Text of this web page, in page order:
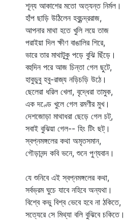
শূন্য আকাশের মতো অত্যন্ত নির্মল।
হাঁপ ছাড়ি উঠিলেন হবুচন্দ্ররাজ,
আপনার মাথা হতে খুলি লয়ে তাজ
পরাইয়া দিল ক্ষীণ বাঙালির শিরে,
ভারে তার মাথাটুকু পড়ে বুঝি ছিঁড়ে।
বহুদিন পরে আজ চিন্তা গেল ছুটে,
হাবুডুবু হবু-রাজ্য নড়িচড়ি উঠে।
ছেলেরা ধরিল খেলা, বৃদ্ধেরা তামুক,
এক দণ্ডে খুলে গেল রমণীর মুখ।
দেশজোড়া মাথাধরা ছেড়ে গেল চট্‌,
সবাই বুঝিয়া গেল-- হিং টিং ছট্‌।
স্বপ্নমঙ্গলের কথা অমৃতসমান,
গৌড়ানন্দ কবি ভনে, শুনে পুণ্যবান।
যে শুনিবে এই স্বপ্নমঙ্গলের কথা,
সর্বভ্রম ঘুচে যাবে নহিবে অন্যথা।
বিশ্বে কভু বিশ্ব ভেবে হবে না ঠকিতে,
সত্যেরে সে মিথ্যা বলি বুঝিবে চকিতে।